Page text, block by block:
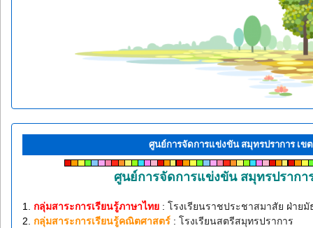
ศูนย์การจัดการแข่งขัน สมุทรปราการ เข
ศูนย์การจัดการแข่งขัน สมุทรปรากา
1. กลุ่มสาระการเรียนรู้ภาษาไทย : โรงเรียนราชประชาสมาสัย ฝ่ายมั
2. กลุ่มสาระการเรียนรู้คณิตศาสตร์ : โรงเรียนสตรีสมุทรปราการ